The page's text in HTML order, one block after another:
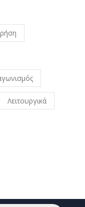
Λειτουργικά